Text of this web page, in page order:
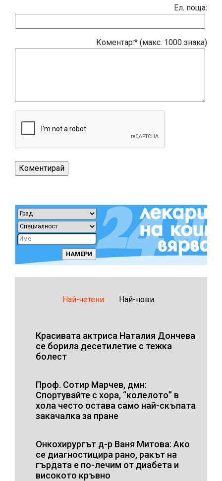
Eл. поща:
Коментар:* (макс. 1000 знака)
Най-четени Най-нови
Красивата актриса Наталия Дончева
се борила десетилетие с тежка
болест
Проф. Сотир Марчев, дмн:
Спортувайте с хора, “колелото” в
хола често остава само най-скъпата
закачалка за пране
Онкохирургът д-р Ваня Митова: Ако
се диагностицира рано, ракът на
гърдата е по-лечим от диабета и
високото кръвно